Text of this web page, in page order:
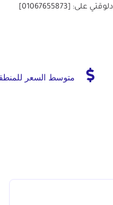
[01067655873]
متوسط السعر